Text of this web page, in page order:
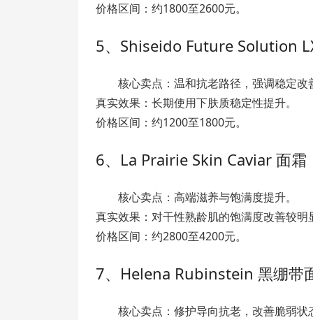
价格区间：约1800至2600元。
5、Shiseido Future Solution
核心卖点：温和抗老路径，强调稳定改
真实效果：长期使用下肤质稳定性提升。
价格区间：约1200至1800元。
6、La Prairie Skin Caviar 面霜
核心卖点：高端滋养与饱满度提升。
真实效果：对干性熟龄肌的饱满度改善较明
价格区间：约2800至4200元。
7、Helena Rubinstein 黑绷带
核心卖点：修护导向抗老，改善脆弱状